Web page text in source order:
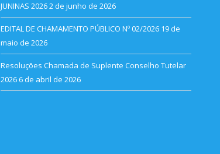
JUNINAS 20262 de junho de 2026
EDITAL DE CHAMAMENTO PÚBLICO Nº 02/2026 19 de
maio de 2026
Resoluções Chamada de Suplente Conselho Tutelar
2026 6 de abril de 2026